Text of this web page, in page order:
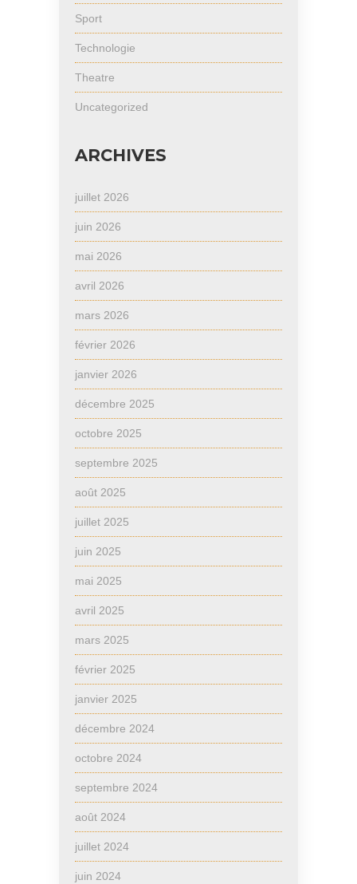
Sport
Technologie
Theatre
Uncategorized
ARCHIVES
juillet 2026
juin 2026
mai 2026
avril 2026
mars 2026
février 2026
janvier 2026
décembre 2025
octobre 2025
septembre 2025
août 2025
juillet 2025
juin 2025
mai 2025
avril 2025
mars 2025
février 2025
janvier 2025
décembre 2024
octobre 2024
septembre 2024
août 2024
juillet 2024
juin 2024